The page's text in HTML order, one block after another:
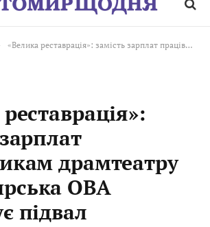
«Велика реставрація»: замість зарплат працівникам драмтеатру Житомирська ОВА ремонтує підвал
драмтеатру
ОВА
підвал